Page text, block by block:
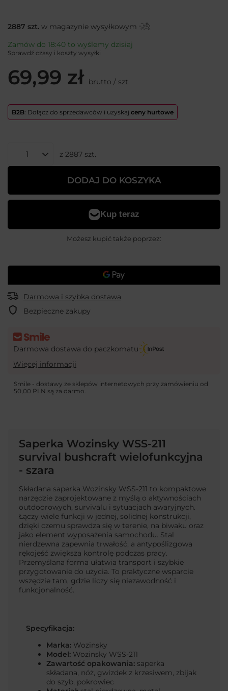
2887 szt. w magazynie wysyłkowym
Zamów do 18:40 to wyślemy dzisiaj
Sprawdź czasy i koszty wysyłki
69,99 zł brutto / szt.
B2B: Dołącz do sprzedawców i uzyskaj ceny hurtowe
z 2887 szt.
DODAJ DO KOSZYKA
Możesz kupić także poprzez:
Darmowa i szybka dostawa
Bezpieczne zakupy
Darmowa dostawa do paczkomatu
Więcej informacji
Smile - dostawy ze sklepów internetowych przy zamówieniu od
50,00 PLN są za darmo.
Saperka Wozinsky WSS-211
survival bushcraft wielofunkcyjna
- szara
Składana saperka Wozinsky WSS-211 to kompaktowe
narzędzie zaprojektowane z myślą o aktywnościach
outdoorowych, survivalu i sytuacjach awaryjnych.
Łączy wiele funkcji w jednej, solidnej konstrukcji,
dzięki czemu sprawdza się w terenie, na biwaku oraz
jako element wyposażenia samochodu. Stal
nierdzewna zapewnia trwałość, a antypoślizgowa
rękojeść zwiększa kontrolę podczas pracy.
Przemyślana forma ułatwia transport i szybkie
przygotowanie do użycia. To praktyczne wsparcie
wszędzie tam, gdzie liczy się niezawodność i
funkcjonalność.
Specyfikacja:
Marka: Wozinsky
Model: Wozinsky WSS-211
Zawartość opakowania: saperka
składana, nóż, gwizdek z krzesiwem, zbijak
do szyb, pokrowiec